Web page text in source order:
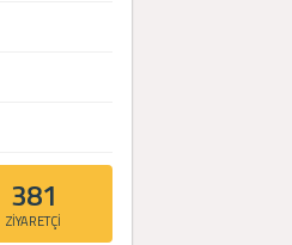
381
ZİYARETÇİ